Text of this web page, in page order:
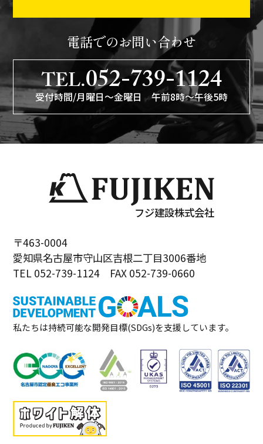
電話でのお問い合わせ
TEL.052-739-1124
受付時間/月曜日〜金曜日 午前8時〜午後5時
フジ建設株式会社
〒463-0004
愛知県名古屋市守山区吉根二丁目3006番地
TEL 052-739-1124 FAX 052-739-0660
私たちは持続可能な開発目標(SDGs)を支援しています。